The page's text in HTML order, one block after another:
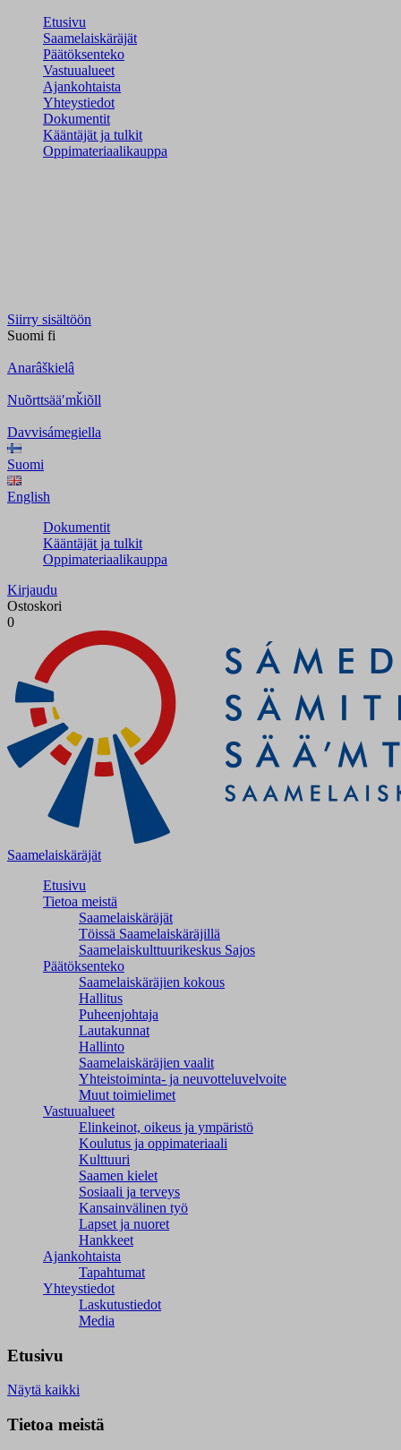
Etusivu
Saamelaiskäräjät
Päätöksenteko
Vastuualueet
Ajankohtaista
Yhteystiedot
Dokumentit
Kääntäjät ja tulkit
Oppimateriaalikauppa
Siirry sisältöön
Suomi fi
Anarâškielâ
Nuõrttsääʹmǩiõll
Davvisámegiella
Suomi
English
Dokumentit
Kääntäjät ja tulkit
Oppimateriaalikauppa
Kirjaudu
Ostoskori
0
Saamelaiskäräjät
Etusivu
Tietoa meistä
Saamelaiskäräjät
Töissä Saamelaiskäräjillä
Saamelaiskulttuuri­keskus Sajos
Päätöksenteko
Saamelaiskäräjien kokous
Hallitus
Puheenjohtaja
Lautakunnat
Hallinto
Saamelaiskäräjien vaalit
Yhteistoiminta- ja neuvotteluvelvoite
Muut toimielimet
Vastuualueet
Elinkeinot, oikeus ja ympäristö
Koulutus ja oppimateriaali
Kulttuuri
Saamen kielet
Sosiaali ja terveys
Kansainvälinen työ
Lapset ja nuoret
Hankkeet
Ajankohtaista
Tapahtumat
Yhteystiedot
Laskutustiedot
Media
Etusivu
Näytä kaikki
Tietoa meistä